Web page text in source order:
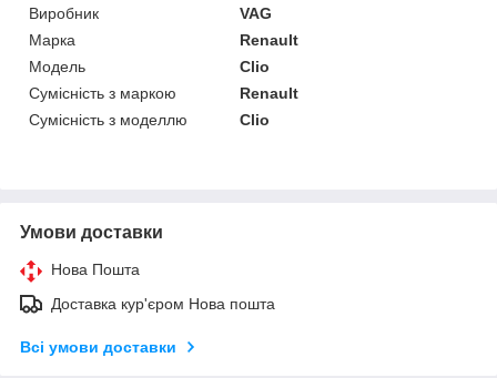
Виробник
VAG
Марка
Renault
Модель
Clio
Сумісність з маркою
Renault
Сумісність з моделлю
Clio
Умови доставки
Нова Пошта
Доставка кур'єром Нова пошта
Всі умови доставки